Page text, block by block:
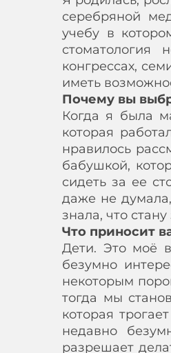
серебряной
учебу в
конгрессах,
иметь
Почему вы
Когда я была
которая
нравилось
бабушкой,
сидеть за ее
даже не
знала, что
Что приносит
Дети. Это моё
безумно
некоторым
тогда мы
которая
недавно
разрешает